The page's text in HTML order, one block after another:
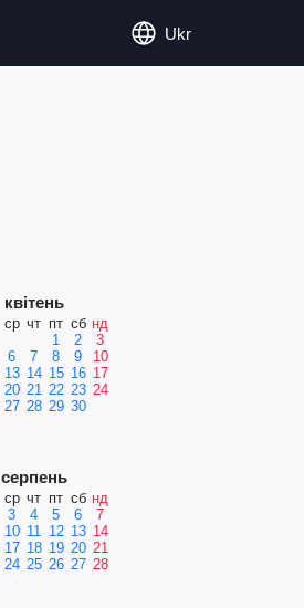
Ukr
квітень
ср чт пт сб нд
1
2
3
6 7 8 9
10
13 14 15 16 17
20 21 22 23 24
27 28 29 30
серпень
ср чт пт сб нд
3 4 5 6
7
10 11 12 13 14
17 18 19 20 21
24 25 26 27 28